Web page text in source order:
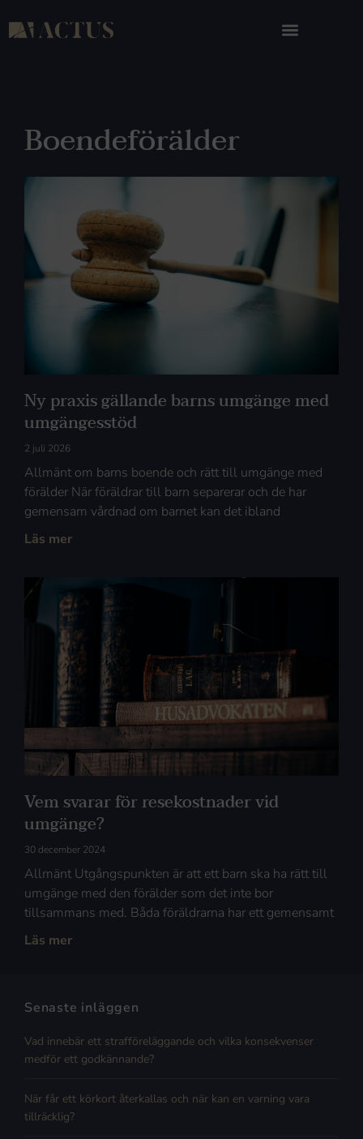
Boendeförälder
Ny praxis gällande barns umgänge med
umgängesstöd
2 juli 2026
Allmänt om barns boende och rätt till umgänge med
förälder När föräldrar till barn separerar och de har
gemensam vårdnad om barnet kan det ibland
Läs mer
Vem svarar för resekostnader vid
umgänge?
30 december 2024
Allmänt Utgångspunkten är att ett barn ska ha rätt till
umgänge med den förälder som det inte bor
tillsammans med. Båda föräldrarna har ett gemensamt
Läs mer
Senaste inläggen
Vad innebär ett strafföreläggande och vilka konsekvenser
medför ett godkännande?
När får ett körkort återkallas och när kan en varning vara
tillräcklig?